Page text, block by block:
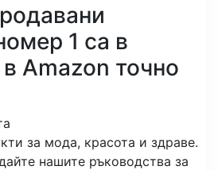
1 са в
Amazon точно
за мода, красота и здраве.
нашите ръководства за